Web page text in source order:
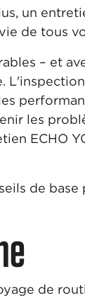
un
de tous
– et
les
ECHO
de
de